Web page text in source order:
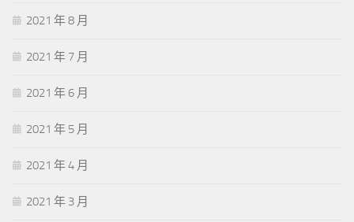
2021 年 8 月
2021 年 7 月
2021 年 6 月
2021 年 5 月
2021 年 4 月
2021 年 3 月